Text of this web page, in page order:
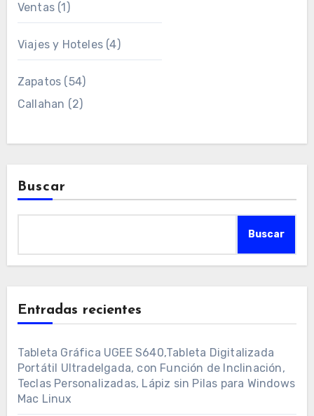
Ventas(1)
Viajes y Hoteles(4)
Zapatos (54)
Callahan (2)
Buscar
Buscar
Entradas recientes
Tableta Gráfica UGEE S640,Tableta Digitalizada
Portátil Ultradelgada, con Función de Inclinación,
Teclas Personalizadas, Lápiz sin Pilas para Windows
Mac Linux